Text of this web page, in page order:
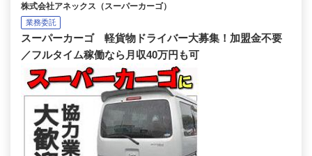
株式会社アネックス（スーパーカーゴ）
業務委託
スーパーカーゴ 軽貨物ドライバー大募集！加盟金不要
／フルタイム稼働なら月収40万円も可